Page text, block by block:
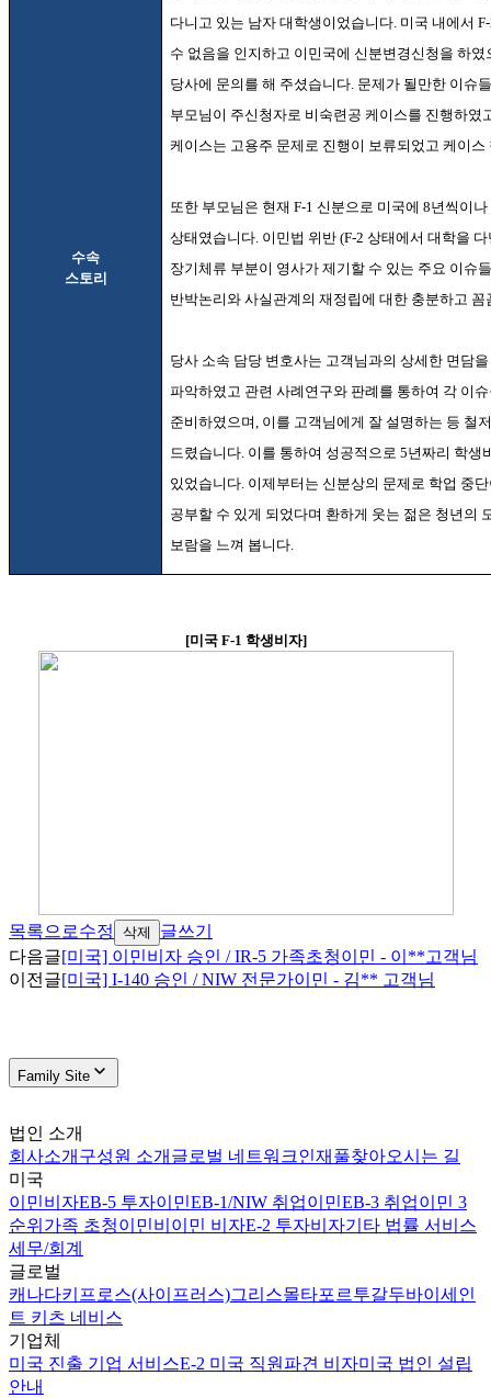
수속
스토리
다니고 있는 남자 대학생이었습니다 미국 내에서
수 없음을 인지하고 이민국에 신분변경신청을 하
당사에 문의를 해 주셨습니다 문제가 될만한 이슈
부모님이 주신청자로 비숙련공 케이스를 진행하였
케이스는 고용주 문제로 진행이 보류되었고 케이
또한 부모님은 현재 F-1신분으로 미국에 8년씩이
상태였습니다 이민법 위반 (F-2상태에서 대학을 다
장기체류 부분이 영사가 제기할 수 있는 주요 이슈
반박논리와 사실관계의 재정립에 대한 충분하고
당사 소속 담당 변호사는 고객님과의 상세한 면담
파악하였고 관련 사례연구와 판례를 통하여 각 이
준비하였으며 이를 고객님에게 잘 설명하는 등 철
드렸습니다 이를 통하여 성공적으로 5년짜리 학생
있었습니다 이제부터는 신분상의 문제로 학업 중
공부할 수 있게 되었다며 환하게 웃는 젊은 청년의
보람을 느껴 봅니다
[미국 F-1 학생비자]
목록으로수정 삭제
글쓰기
다음글[미국] 이민비자 승인 / IR-5 가족초청이민 - 이**고객님
이전글[미국] I-140 승인 / NIW 전문가이민 - 김** 고객님
Family Site
법인 소개
회사소개 구성원 소개 글로벌 네트워크인재풀찾아오시는 길
미국
이민비자EB-5 투자이민EB-1/NIW 취업이민EB-3 취업이민 3
순위 가족 초청이민비이민 비자E-2 투자비자기타 법률 서비스
세무/회계
글로벌
캐나다키프로스(사이프러스)그리스몰타포르투갈두바이 세인
트 키츠 네비스
기업체
미국 진출 기업 서비스E-2 미국 직원파견 비자미국 법인 설립
안내